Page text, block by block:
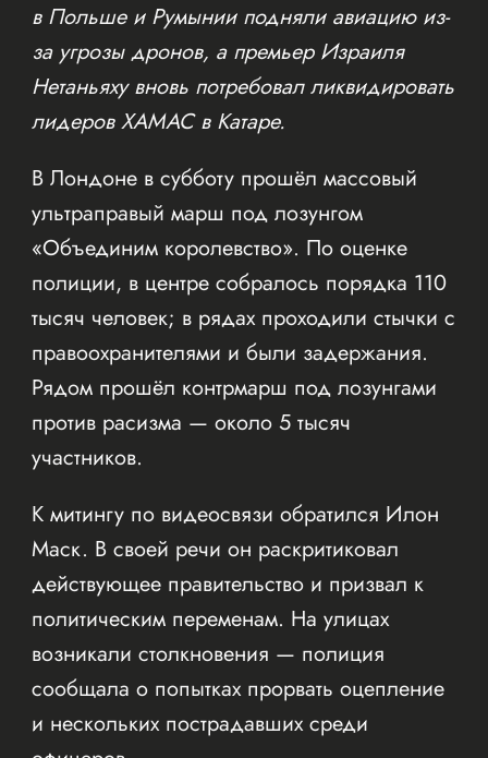
в Польше и Румынии подняли авиацию из-
за угрозы дронов, а премьер Израиля
Нетаньяху вновь потребовал ликвидировать
лидеров ХАМАС в Катаре.
В Лондоне в субботу прошёл массовый
ультраправый марш под лозунгом
«Объединим королевство». По оценке
полиции, в центре собралось порядка 110
тысяч человек; в рядах проходили стычки с
правоохранителями и были задержания.
Рядом прошёл контрмарш под лозунгами
против расизма — около 5 тысяч
участников.
К митингу по видеосвязи обратился Илон
Маск. В своей речи он раскритиковал
действующее правительство и призвал к
политическим переменам. На улицах
возникали столкновения — полиция
сообщала о попытках прорвать оцепление
и нескольких пострадавших среди